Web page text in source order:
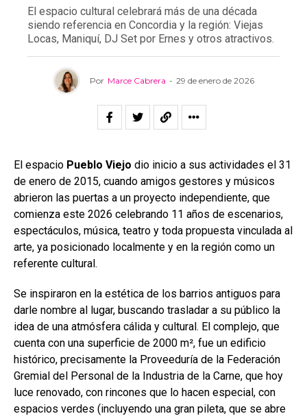
El espacio cultural celebrará más de una década
siendo referencia en Concordia y la región: Viejas
Locas, Maniquí, DJ Set por Ernes y otros atractivos.
Por Marce Cabrera - 29 de enero de 2026
El espacio Pueblo Viejo dio inicio a sus actividades el 31
de enero de 2015, cuando amigos gestores y músicos
abrieron las puertas a un proyecto independiente, que
comienza este 2026 celebrando 11 años de escenarios,
espectáculos, música, teatro y toda propuesta vinculada al
arte, ya posicionado localmente y en la región como un
referente cultural.
Se inspiraron en la estética de los barrios antiguos para
darle nombre al lugar, buscando trasladar a su público la
idea de una atmósfera cálida y cultural. El complejo, que
cuenta con una superficie de 2000 m², fue un edificio
histórico, precisamente la Proveeduría de la Federación
Gremial del Personal de la Industria de la Carne, que hoy
luce renovado, con rincones que lo hacen especial, con
espacios verdes (incluyendo una gran pileta, que se abre